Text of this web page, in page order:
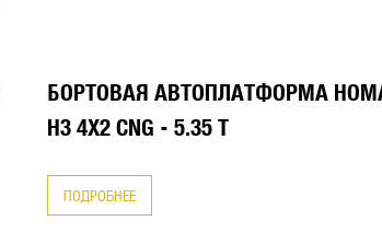
БОРТОВАЯ АВТОПЛАТФОРМА
H3 4X2 CNG - 5.35 Т
ПОДРОБНЕЕ